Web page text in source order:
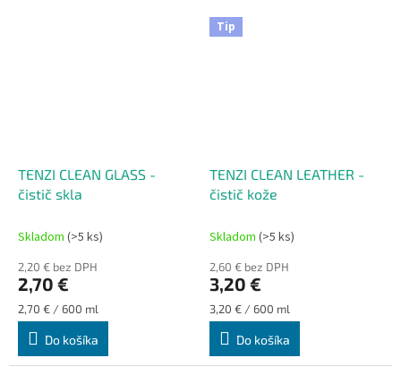
TENZI CLEAN GLASS -
čistič skla
Skladom (>5 ks)
2,20 € bez DPH
2,70 €
Jednotková
cena:
2,70 € / 600 ml
Do košíka
Tip
TENZI CLEAN LEATHER -
čistič kože
Skladom (>5 ks)
2,60 € bez DPH
3,20 €
Jednotková
cena:
3,20 € / 600 ml
Do košíka